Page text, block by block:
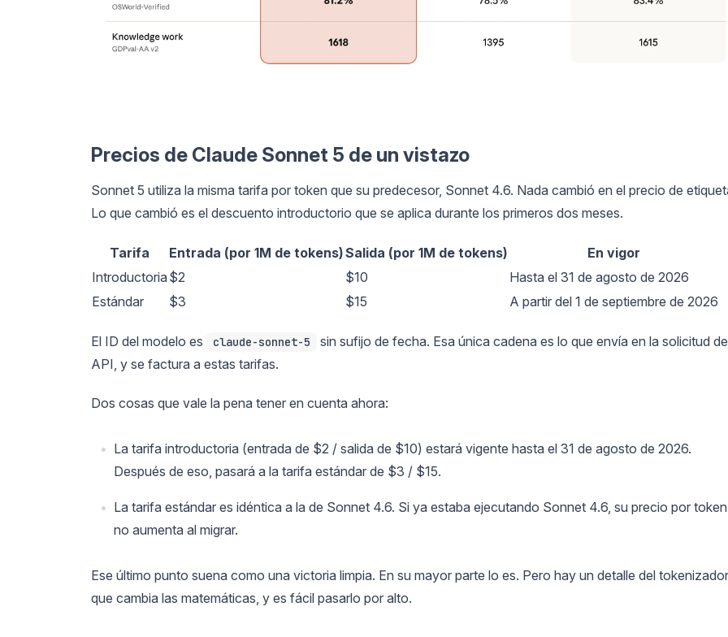
Precios de Claude Sonnet 5 de un vistazo
Sonnet 5 utiliza la misma tarifa por token que su predecesor, Sonnet 4.6. Nada cambió en el precio de
Lo que cambió es el descuento introductorio que se aplica durante los primeros dos meses.
Tarifa Entrada (por 1M de tokens)Salida (por 1M de tokens)
En vigor
Introductoria $2 $10
Hasta el 31 de agosto de 2026
Estándar
$3 $15 A partir del 1 de septiembre de 2026
El ID del modelo es claude-sonnet-5
sin sufijo de fecha. Esa única cadena es lo que envía en la solicitud de
API, y se factura a estas tarifas.
Dos cosas que vale la pena tener en cuenta ahora:
La tarifa introductoria (entrada de $2 / salida de $10) estará vigente hasta el 31 de agosto de 2026.
Después de eso, pasará a la tarifa estándar de $3 / $15.
La tarifa estándar es idéntica a la de Sonnet 4.6. Si ya estaba ejecutando Sonnet 4.6, su precio por token
no aumenta al migrar.
Ese último punto suena como una victoria limpia. En su mayor parte lo es. Pero hay un detalle del tokenizador
que cambia las matemáticas, y es fácil pasarlo por alto.